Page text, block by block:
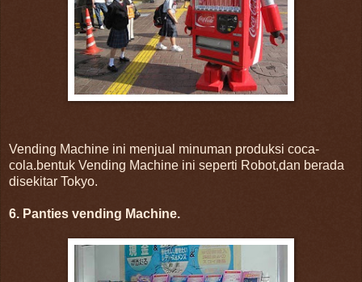
Vending Machine ini menjual minuman produksi coca-
cola.bentuk Vending Machine ini seperti Robot,dan berada
disekitar Tokyo.
6. Panties vending Machine.